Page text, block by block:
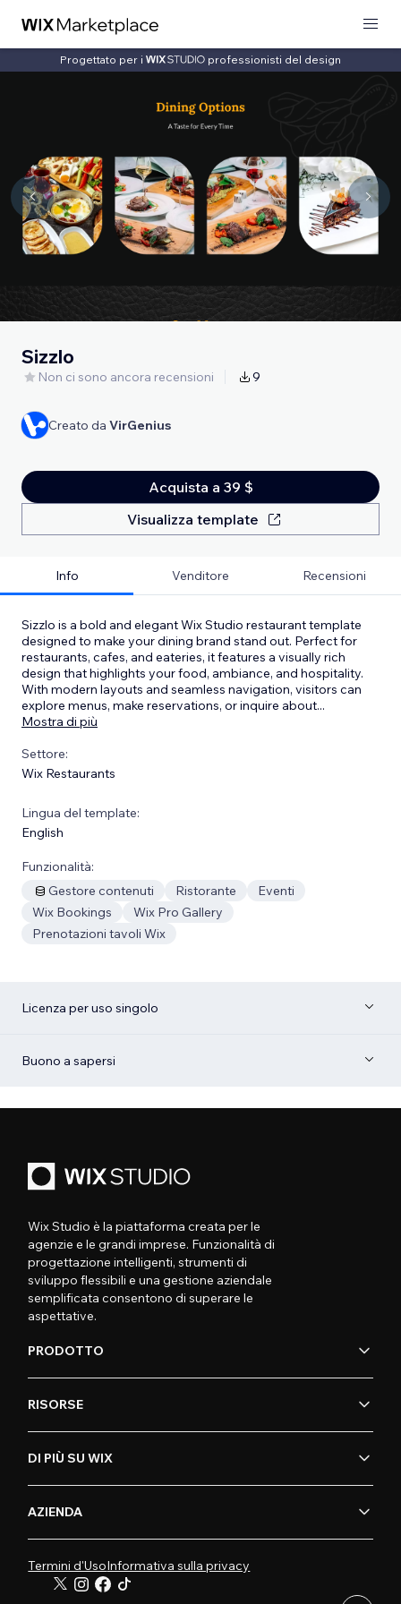
Progettato per i professionisti del design
Sizzlo
Non ci sono ancora recensioni 9
Creato da VirGenius
Acquista a 39 $
Visualizza template
Info Venditore Recensioni
Sizzlo is a bold and elegant Wix Studio restaurant template
designed to make your dining brand stand out. Perfect for
restaurants, cafes, and eateries, it features a visually rich
design that highlights your food, ambiance, and hospitality.
With modern layouts and seamless navigation, visitors can
explore menus, make reservations, or inquire about...
Mostra di più
Settore:
Wix Restaurants
Lingua del template:
English
Funzionalità:
Gestore contenuti
Ristorante
Eventi
Wix Bookings
Wix Pro Gallery
Prenotazioni tavoli Wix
Licenza per uso singolo
Buono a sapersi
Wix Studio è la piattaforma creata per le
agenzie e le grandi imprese. Funzionalità di
progettazione intelligenti, strumenti di
sviluppo flessibili e una gestione aziendale
semplificata consentono di superare le
aspettative.
PRODOTTO
RISORSE
DI PIÙ SU WIX
AZIENDA
Termini d'UsoInformativa sulla privacy